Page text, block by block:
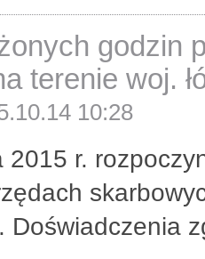
godzin
terenie woj.
10:28
2015 r.
Doświadczenia